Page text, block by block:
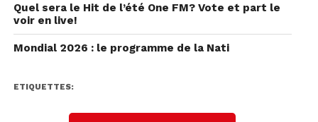
Quel sera le Hit de l’été One FM? Vote et part le
voir en live!
Mondial 2026 : le programme de la Nati
ETIQUETTES: